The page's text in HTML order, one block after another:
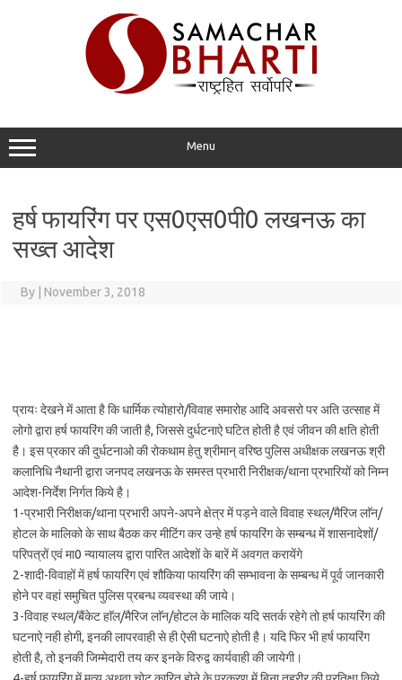
Menu
हर्ष फायरिंग पर एस0एस0पी0 लखनऊ का
सख्त आदेश
By November 3, 2018
प्रायः देखने में आता है कि धार्मिक त्योहारो/विवाह समारोह आदि अवसरो पर अति उत्साह में
लोगो द्वारा हर्ष फायरिंग की जाती है, जिससे दुर्धटनाऐ घटित होती है एवं जीवन की क्षति होती
है। इस प्रकार की दुर्धटनाओ की रोकथाम हेतु श्रीमान् वरिष्ठ पुलिस अधीक्षक लखनऊ श्री
कलानिधि नैथानी द्वारा जनपद लखनऊ के समस्त प्रभारी निरीक्षक/थाना प्रभारियों को निम्न
आदेश-निर्देश निर्गत किये है।
1-प्रभारी निरीक्षक/थाना प्रभारी अपने-अपने क्षेत्र में पड़ने वाले विवाह स्थल/मैरिज लाॅन/
होटल के मालिको के साथ बैठक कर मीटिंग कर उन्हे हर्ष फायरिंग के सम्बन्ध में शासनादेशों/
परिपत्रों एवं मा0 न्यायालय द्वारा पारित आदेशों के बारें में अवगत करायेंगे
2-शादी-विवाहों में हर्ष फायरिंग एवं शौकिया फायरिंग की सम्भावना के सम्बन्ध में पूर्व जानकारी
होने पर वहां समुचित पुलिस प्रबन्ध व्यवस्था की जाये।
3-विवाह स्थल/बैंकेट हाॅल/मैरिज लाॅन/होटल के मालिक यदि सतर्क रहेगे तो हर्ष फायरिंग की
घटनाऐ नही होगी, इनकी लापरवाही से ही ऐसी घटनाऐ होती है। यदि फिर भी हर्ष फायरिंग
होती है, तो इनकी जिम्मेदारी तय कर इनके विरुद्व कार्यवाही की जायेगी।